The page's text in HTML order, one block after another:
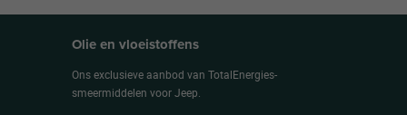
Olie en vloeistoffens
Ons exclusieve aanbod van TotalEnergies-
smeermiddelen voor Jeep.